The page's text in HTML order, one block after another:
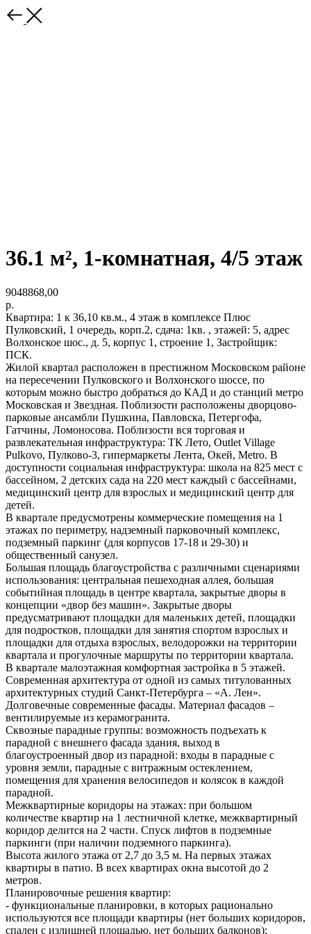
36.1 м², 1-комнатная, 4/5 этаж
9048868,00
р.
Квартира: 1 к 36,10 кв.м., 4 этаж в комплексе Плюс
Пулковский, 1 очередь, корп.2, сдача: 1кв. , этажей: 5, адрес
Волхонское шос., д. 5, корпус 1, строение 1, Застройщик:
ПСК.
Жилой квартал расположен в престижном Московском районе
на пересечении Пулковского и Волхонского шоссе, по
которым можно быстро добраться до КАД и до станций метро
Московская и Звездная. Поблизости расположены дворцово-
парковые ансамбли Пушкина, Павловска, Петергофа,
Гатчины, Ломоносова. Поблизости вся торговая и
развлекательная инфраструктура: ТК Лето, Outlet Village
Pulkovo, Пулково-3, гипермаркеты Лента, Окей, Metro. В
доступности социальная инфраструктура: школа на 825 мест с
бассейном, 2 детских сада на 220 мест каждый с бассейнами,
медицинский центр для взрослых и медицинский центр для
детей.
В квартале предусмотрены коммерческие помещения на 1
этажах по периметру, надземный парковочный комплекс,
подземный паркинг (для корпусов 17-18 и 29-30) и
общественный санузел.
Большая площадь благоустройства с различными сценариями
использования: центральная пешеходная аллея, большая
событийная площадь в центре квартала, закрытые дворы в
концепции «двор без машин». Закрытые дворы
предусматривают площадки для маленьких детей, площадки
для подростков, площадки для занятия спортом взрослых и
площадки для отдыха взрослых, велодорожки на территории
квартала и прогулочные маршруты по территории квартала.
В квартале малоэтажная комфортная застройка в 5 этажей.
Современная архитектура от одной из самых титулованных
архитектурных студий Санкт-Петербурга – «А. Лен».
Долговечные современные фасады. Материал фасадов –
вентилируемые из керамогранита.
Сквозные парадные группы: возможность подъехать к
парадной с внешнего фасада здания, выход в
благоустроенный двор из парадной: входы в парадные с
уровня земли, парадные с витражным остеклением,
помещения для хранения велосипедов и колясок в каждой
парадной.
Межквартирные коридоры на этажах: при большом
количестве квартир на 1 лестничной клетке, межквартирный
коридор делится на 2 части. Спуск лифтов в подземные
паркинги (при наличии подземного паркинга).
Высота жилого этажа от 2,7 до 3,5 м. На первых этажах
квартиры в патио. В всех квартирах окна высотой до 2
метров.
Планировочные решения квартир:
- функциональные планировки, в которых рационально
используются все площади квартиры (нет больших коридоров,
спален с излишней площадью, нет больших балконов);